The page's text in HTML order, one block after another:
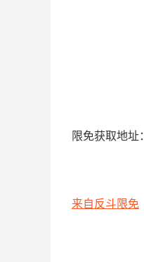
限免获取地址：
来自反斗限免